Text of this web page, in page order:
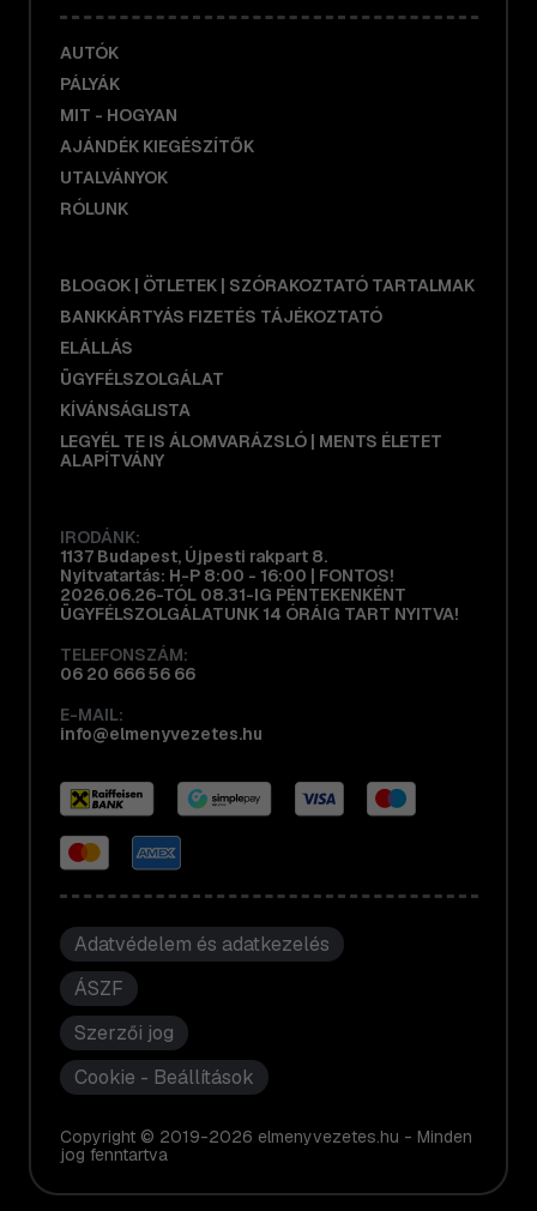
AUTÓK
PÁLYÁK
MIT - HOGYAN
AJÁNDÉK KIEGÉSZÍTŐK
UTALVÁNYOK
RÓLUNK
BLOGOK | ÖTLETEK | SZÓRAKOZTATÓ TARTALMAK
BANKKÁRTYÁS FIZETÉS TÁJÉKOZTATÓ
ELÁLLÁS
ÜGYFÉLSZOLGÁLAT
KÍVÁNSÁGLISTA
LEGYÉL TE IS ÁLOMVARÁZSLÓ | MENTS ÉLETET
ALAPÍTVÁNY
IRODÁNK:
1137 Budapest, Újpesti rakpart 8.
Nyitvatartás: H-P 8:00 - 16:00 | FONTOS!
2026.06.26-TÓL 08.31-IG PÉNTEKENKÉNT
ÜGYFÉLSZOLGÁLATUNK 14 ÓRÁIG TART NYITVA!
TELEFONSZÁM:
06 20 666 56 66
E-MAIL:
info@elmenyvezetes.hu
Adatvédelem és adatkezelés
ÁSZF
Szerzői jog
Cookie - Beállítások
Copyright © 2019-2026 elmenyvezetes.hu - Minden
jog fenntartva